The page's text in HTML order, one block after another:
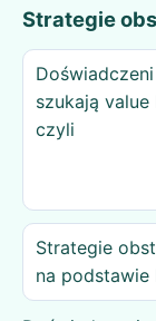
Strategie
szukają value
czyli
Strategie
na podstawie